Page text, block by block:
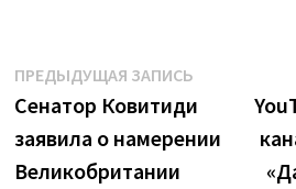
Навигация
по
записям
ПРЕДЫДУЩАЯ ЗАПИСЬПредыдущая
запись:
Сенатор Ковитиди
заявила о намерении
Великобритании